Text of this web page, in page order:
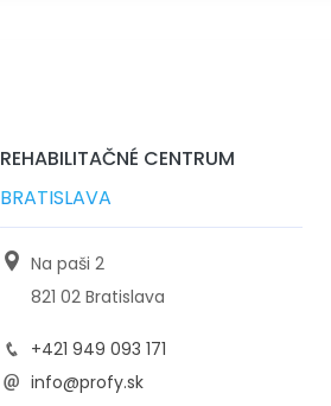
REHABILITAČNÉ CENTRUM
BRATISLAVA
Na paši 2
821 02 Bratislava
+421 949 093 171
info@profy.sk